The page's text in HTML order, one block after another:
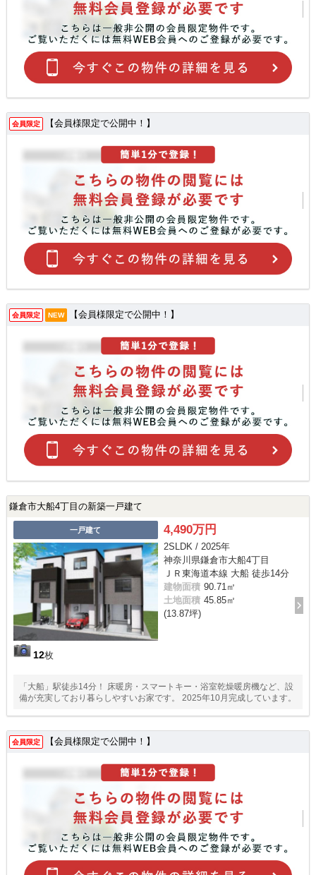
会員限定 【会員様限定で公開中！】
会員限定 NEW 【会員様限定で公開中！】
鎌倉市大船4丁目の新築一戸建て
一戸建て
12枚
4,490万円
2SLDK / 2025年
神奈川県鎌倉市大船4丁目
ＪＲ東海道本線 大船 徒歩14分
建物面積 90.71㎡
土地面積 45.85㎡
(13.87坪)
「大船」駅徒歩14分！ 床暖房・スマートキー・浴室乾燥暖房機など、設
備が充実しており暮らしやすいお家です。 2025年10月完成しています。
会員限定 【会員様限定で公開中！】